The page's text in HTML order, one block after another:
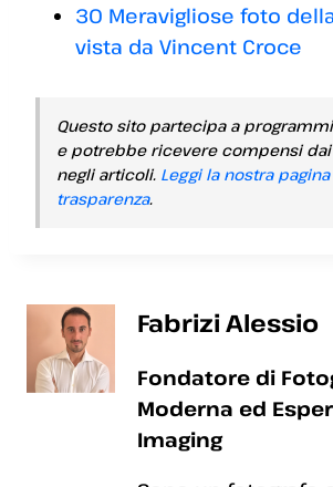
30 Meravigliose foto
vista da Vincent Croce
Questo sito partecipa a
e potrebbe ricevere compensi
negli articoli. Leggi la nostra
trasparenza.
Fabrizi Alessio
Fondatore di
Moderna ed
Imaging